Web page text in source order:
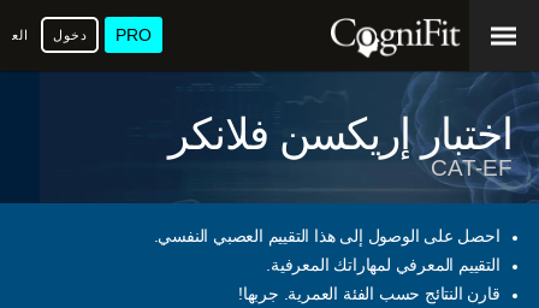
PRO دخول
اختبار إريكسن فلانكر
CAT-EF
احصل على الوصول إلى هذا التقييم العصبي النفسي.
التقييم المعرفي لمهاراتك المعرفية.
قارن النتائج حسب الفئة العمرية. جربها!